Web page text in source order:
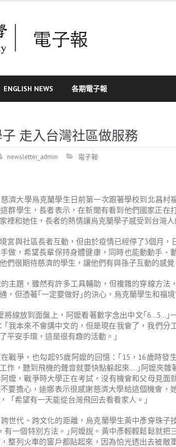
ENGLISH NEWS 各期電子報
走入台灣社區做服務
newsletter_admin 電子報
濟大學烏克蘭學生日前第一次跟著學校到北昌村
群學生，長者表示，在新聞有看到他們國家正在
裡和她住，長者的熱情讓烏克蘭學子感受到台灣人
宮與社區長者互動，但由於疫情已經停了3個月
做，希望長輩保持身體健康，同時也能動動手、
們很期待慈濟的學生，讓他們有與孫子互動的感覺
主題，雖然有許多工具輔助，但複雜的穿線方法
，但憑著｢一定要做好｣的決心，烏克蘭學生和福
將線放到面盤上，阿嬤看著數字念出中文｢6…5…｣
｢我本來不會講中文的，但是現在我會了，我們分
平安手環，這是很有趣的活動。｣
戰爭，也勾起95歲阿嬤的回憶：｢15，16歲時發
作，聽到飛機的聲音就要快點躲起來….｣阿嬤夾雜
嬤，戰爭時大學正在考試，沒有機會和父母見面
要擔心，迪娜表示很感謝慈濟大學給這個機會，
「希望有一天能從台灣飛回去看看家人。」
世代、跨文化的距離，烏克蘭學生黃中彥穿珠子
有一個特別方法。｣阿嬤說。黃中彥輕輕鬆鬆就把
整列火車的窗戶都貼起來，因為怕光透出去被敵